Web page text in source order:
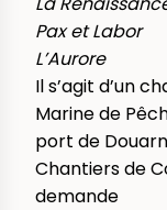
Pax et Labor
L’Aurore
Il s’agit d’un
Marine de
port de
Chantiers de
demande